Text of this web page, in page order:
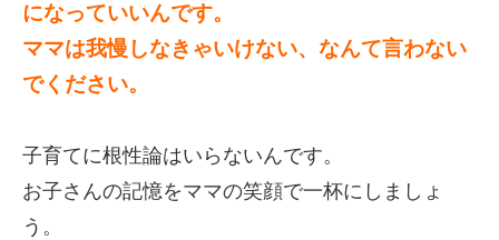
になっていいんです。
ママは我慢しなきゃいけない、なんて言わない
でください。
子育てに根性論はいらないんです。
お子さんの記憶をママの笑顔で一杯にしましょ
う。